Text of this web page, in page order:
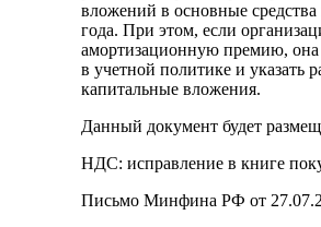
вложений в основные
года. При этом, если
амортизационную премию, она
в учетной политике и указать
капитальные вложения.
Данный документ будет
НДС: исправление в книге
Письмо Минфина РФ от